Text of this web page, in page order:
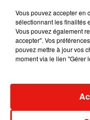
sa
Vous pouvez accepter en
sélectionnant les finalités
Vous pouvez également
accepter". Vos
pouvez mettre à jour vos
moment via le lien "Gérer